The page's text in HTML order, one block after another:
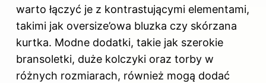
warto łączyć je z kontrastującymi elementami,
takimi jak oversize’owa bluzka czy skórzana
kurtka. Modne dodatki, takie jak szerokie
bransoletki, duże kolczyki oraz torby w
różnych rozmiarach, również mogą dodać